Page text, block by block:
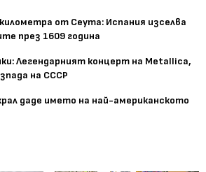
от Сеута: Испания изселва
през 1609 година
Легендарният концерт на Metallica,
на СССР
даде името на най-американското